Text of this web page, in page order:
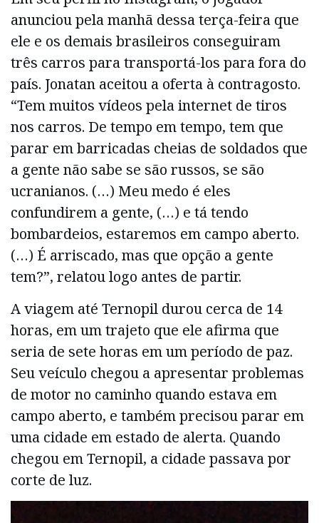
anunciou pela manhã dessa terça-feira que
ele e os demais brasileiros conseguiram
três carros para transportá-los para fora do
país. Jonatan aceitou a oferta à contragosto.
“Tem muitos vídeos pela internet de tiros
nos carros. De tempo em tempo, tem que
parar em barricadas cheias de soldados que
a gente não sabe se são russos, se são
ucranianos. (…) Meu medo é eles
confundirem a gente, (…) e tá tendo
bombardeios, estaremos em campo aberto.
(…) É arriscado, mas que opção a gente
tem?”, relatou logo antes de partir.
A viagem até Ternopil durou cerca de 14
horas, em um trajeto que ele afirma que
seria de sete horas em um período de paz.
Seu veículo chegou a apresentar problemas
de motor no caminho quando estava em
campo aberto, e também precisou parar em
uma cidade em estado de alerta. Quando
chegou em Ternopil, a cidade passava por
corte de luz.